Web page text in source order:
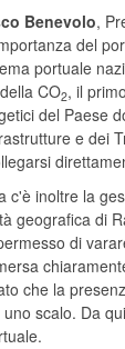
Benevolo,
del
portuale
CO2, il
del Paese
e dei
c'è inoltre la
geografica di
di
che la
scalo. Da